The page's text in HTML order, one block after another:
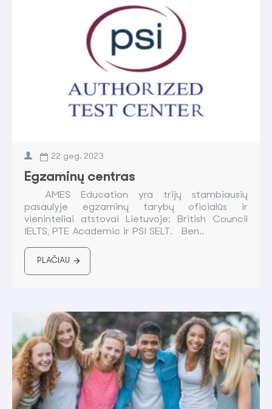
22 geg. 2023
Egzaminų centras
AMES Education yra trijų stambiausių
pasaulyje egzaminų tarybų oficialūs ir
vieninteliai atstovai Lietuvoje: British Council
IELTS, PTE Academic ir PSI SELT. Ben..
PLAČIAU